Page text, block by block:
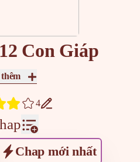
Con Giáp
4
Chap mới nhất